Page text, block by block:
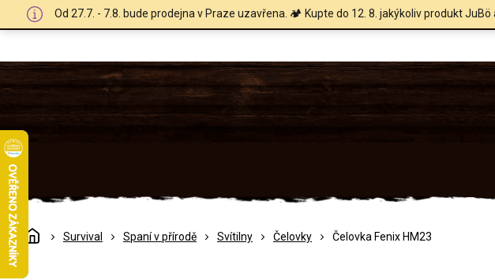
Od 27.7. - 7.8. bude prodejna v Praze uzavřena. 🏕️ Kupte do 12. 8. jakýkoliv produkt
DomůSurvival Spaní v přírodě Svítilny Čelovky Čelovka Fenix HM23